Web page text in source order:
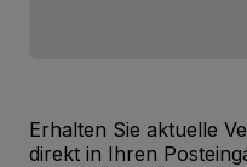
Erhalten Sie aktuelle
direkt in Ihren